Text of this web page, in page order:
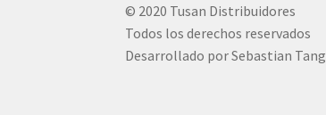
© 2020 Tusan Distribuidores
Todos los derechos reservados
Desarrollado por Sebastian Tang